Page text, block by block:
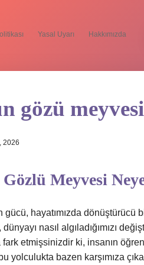
Yasal Uyarı Hakkımızda
gözü
2026
Meyvesi
gücü, hayatımızda
nasıl algıladığımızı
etmişsinizdir ki, insanın
yolculukta bazen karşımıza